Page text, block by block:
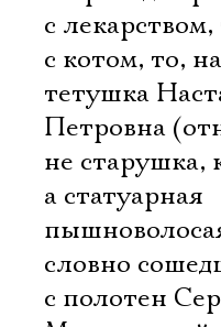
с
с котом, то,
тетушка
Петровна
не старушка,
а статуарная
словно
с полотен